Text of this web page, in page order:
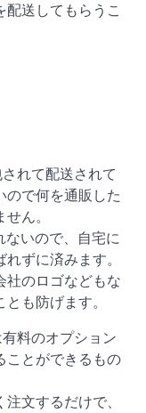
配送してもらうこ
れて配送されて
ので何を通販した
ん。
いので、自宅に
ずに済みます。
社のロゴなどもな
も防げます。
料のオプション
ことができるもの
文するだけで、